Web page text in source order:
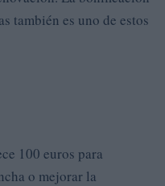
también es uno de estos
100 euros para
o mejorar la